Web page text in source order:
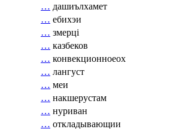
… дашиълхамет
… ебихэи
… змерці
… казбеков
… конвекционноеох
… лангуст
… меи
… накшерустам
… нуриван
… откладывающии